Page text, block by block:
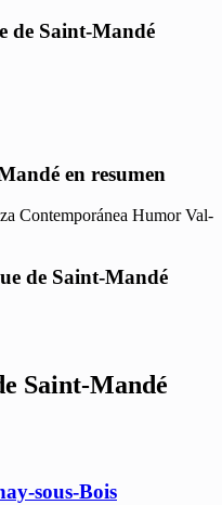
de Saint-Mandé
en resumen
Contemporánea Humor Val-
de Saint-Mandé
Saint-Mandé
sous-Bois